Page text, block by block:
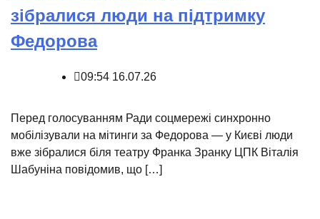
зібралися люди на підтримку
Федорова
09:54 16.07.26
Перед голосуванням Ради соцмережі синхронно
мобілізували на мітинги за Федорова — у Києві люди
вже зібралися біля театру Франка Зранку ЦПК Віталія
Шабуніна повідомив, що […]